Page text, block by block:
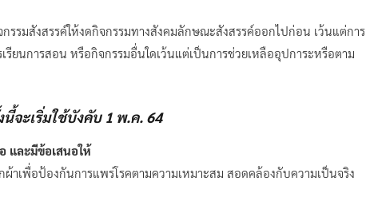
รรมสังสรรค์ให้งดกิจกรรมทางสังคมลักษณะสังสรรค์ออกไปก่อน เว้นแต่การ
รียนการสอน หรือกิจกรรมอื่นใดเว้นแต่เป็นการช่วยเหลืออุปการะหรือตาม
นี้จะเริ่มใช้บังคับ 1 พ.ค. 64
และมีข้อเสนอให้
าเพื่อป้องกันการแพร่โรคตามความเหมาะสม สอดคล้องกับความเป็นจริง